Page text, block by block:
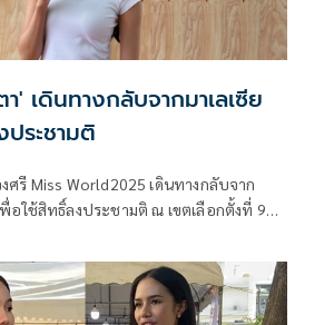
' เดินทางกลับจากมาเลเซีย
ประชามติ
ศรี Miss World2025 เดินทางกลับจาก
พื่อใช้สิทธิ์ลงประชามติ ณ เขตเลือกตั้งที่ 9